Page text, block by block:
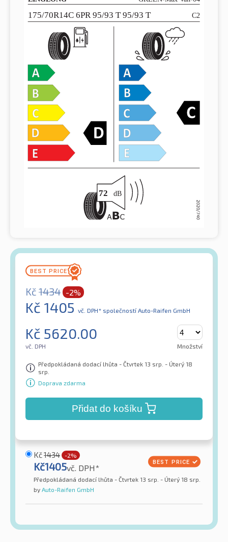
Kč 1434 -2%
Kč 1405 vč. DPH* společností Auto-Raifen GmbH
Kč 5620.00
vč. DPH Množství
Předpokládaná dodací lhůta - Čtvrtek 13 srp. - Úterý 18
srp.
Doprava zdarma
Přidat do košíku
Kč1434 -2%
Kč1405vč. DPH*
Předpokládaná dodací lhůta - Čtvrtek 13 srp. - Úterý 18 srp.
by Auto-Raifen GmbH